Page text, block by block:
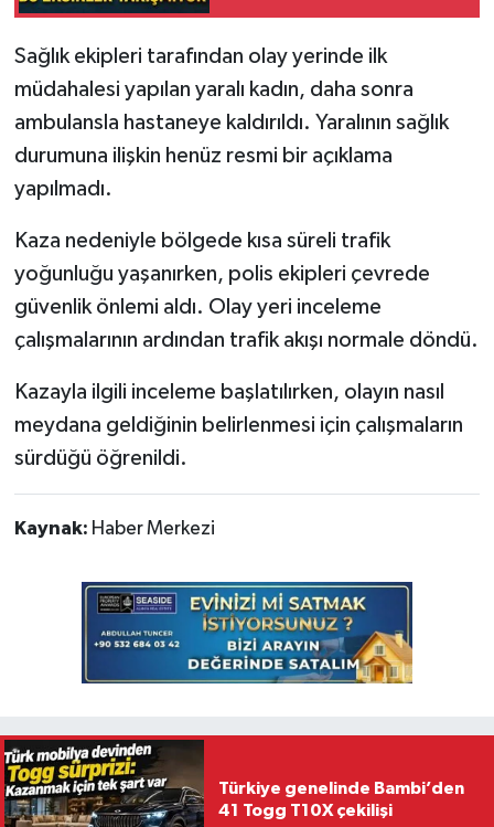
Sağlık ekipleri tarafından olay yerinde ilk
müdahalesi yapılan yaralı kadın, daha sonra
ambulansla hastaneye kaldırıldı. Yaralının sağlık
durumuna ilişkin henüz resmi bir açıklama
yapılmadı.
Kaza nedeniyle bölgede kısa süreli trafik
yoğunluğu yaşanırken, polis ekipleri çevrede
güvenlik önlemi aldı. Olay yeri inceleme
çalışmalarının ardından trafik akışı normale döndü.
Kazayla ilgili inceleme başlatılırken, olayın nasıl
meydana geldiğinin belirlenmesi için çalışmaların
sürdüğü öğrenildi.
Kaynak: Haber Merkezi
Türkiye genelinde Bambi’den
41 Togg T10X çekilişi